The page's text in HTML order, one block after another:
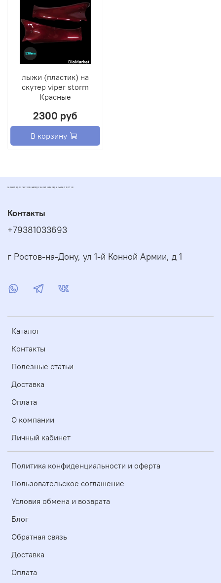
лыжи (пластик) на
скутер viper storm
Красные
2300 руб
В корзину
ЗАПЧАСТИ ДЛЯ СКУТЕРОВ МОПЕДОВ И ПИТБАЙКОВ ДИОМАРКЕТ РОСТОВ
Каталог
Контакты
Полезные статьи
Доставка
Оплата
О компании
Личный кабинет
Политика конфиденциальности и оферта
Пользовательское соглашение
Условия обмена и возврата
Блог
Обратная связь
Доставка
Оплата
Контакты
+79381033693
г Ростов-на-Дону, ул 1-й Конной Армии, д 1